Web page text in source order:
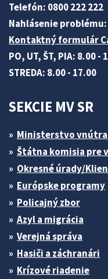
Telefón: 0800 222 222
Nahlásenie problému:
Kontaktný formulár
PO, UT, ŠT, PIA: 8.00 -
STREDA: 8.00 - 17.00
SEKCIE MV SR
Ministerstvo vnútra
Štátna komisia pre
Okresné úrady/
Európske programy
Policajný zbor
Azyl a migrácia
Verejná správa
Hasiči a záchranári
Krízové riadenie